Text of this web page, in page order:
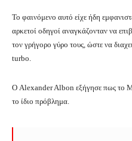
Το φαινόμενο αυτό είχε ήδη
αρκετοί οδηγοί αναγκάζονταν να
τον γρήγορο γύρο τους, ώστε να
turbo.
Ο Alexander Albon εξήγησε πως το
το ίδιο πρόβλημα.